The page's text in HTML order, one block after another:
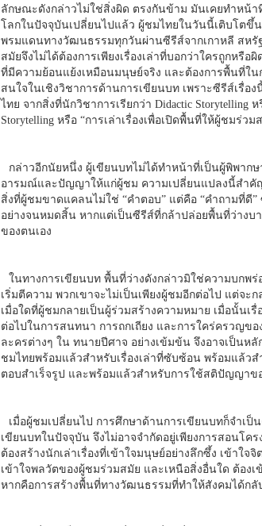
ลักษณะดังกล่าวไม่ใช่สิ่งผิด ตรงกันข้าม มันเคยทำหน้
โลกในปัจจุบันเปลี่ยนไปแล้ว ผู้ชมไทยในวันนี้เติบโต
พรมแดนทางวัฒนธรรมทุกวันผ่านซีรีส์จากเกาหลี สห
สมัยจึงไม่ได้ต้องการเพียงเรื่องเล่าที่บอกว่าใครถูกหรื
ที่มีความย้อนแย้งเหมือนมนุษย์จริง และต้องการพื้นที่ใ
สนใจในเชิงวิชาการด้านการเขียนบท เพราะซีรีส์เรื่อ
ไทย จากสิ่งที่นักวิชาการเรียกว่า Didactic Storytelling ห
Storytelling หรือ “การเล่าเรื่องเพื่อเปิดพื้นที่ให้ผู้ชมร่วม
กล่าวอีกนัยหนึ่ง ผู้เขียนบทไม่ได้ทำหน้าที่เป็นผู้พิพาก
อารมณ์และปัญญาให้แก่ผู้ชม ความเปลี่ยนแปลงนี้สำคั
สิ่งที่ผู้ชมขาดแคลนไม่ใช่ “คำตอบ” แต่คือ “คำถามที่ดี
อย่างจนหมดสิ้น หากแต่เป็นซีรีส์ที่กล้าปล่อยพื้นที่ว่างบ
ของตนเอง
ในทางการเขียนบท พื้นที่ว่างดังกล่าวมิใช่ความบกพร่
เริ่มตีความ พวกเขาจะไม่เป็นเพียงผู้ชมอีกต่อไป แต่จะ
เมื่อใดที่ผู้ชมกลายเป็นผู้ร่วมสร้างความหมาย เมื่อนั้นเรื่
ต่อไปในการสนทนา การถกเถียง และการใคร่ครวญ
ละครต่างๆ ใน ทนายปีศาจ อย่างเข้มข้น จึงอาจเป็นห
ชมไทยพร้อมแล้วสำหรับเรื่องเล่าที่ซับซ้อน พร้อมแล้ว
ตอบสำเร็จรูป และพร้อมแล้วสำหรับการใช้สติปัญญาขอ
เมื่อผู้ชมเปลี่ยนไป การศึกษาด้านการเขียนบทก็จำเ
เขียนบทในปัจจุบัน จึงไม่อาจจำกัดอยู่เพียงการสอนโค
ต้องสร้างนักเล่าเรื่องที่เข้าใจมนุษย์อย่างลึกซึ้ง เข้าใ
เข้าใจพลวัตของผู้ชมร่วมสมัย และเหนือสิ่งอื่นใด ต้อง
หากคือการสร้างพื้นที่ทางวัฒนธรรมที่ทำให้สังคมได้กลั